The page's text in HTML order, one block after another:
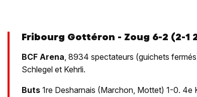
Fribourg Gottéron - Zoug 6-2 (2-1
BCF Arena, 8934 spectateurs (guichets
Schlegel et Kehrli.
Buts 1re Desharnais (Marchon, Mottet) 1-0. 4e